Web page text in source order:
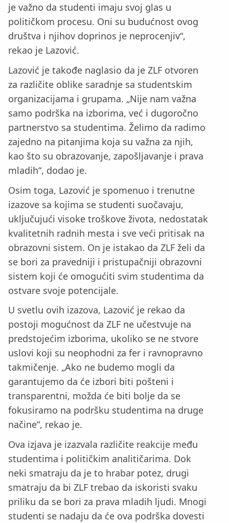
je važno da studenti imaju svoj glas u
političkom procesu. Oni su budućnost ovog
društva i njihov doprinos je neprocenjiv“,
rekao je Lazović.
Lazović je takođe naglasio da je ZLF otvoren
za različite oblike saradnje sa studentskim
organizacijama i grupama. „Nije nam važna
samo podrška na izborima, već i dugoročno
partnerstvo sa studentima. Želimo da radimo
zajedno na pitanjima koja su važna za njih,
kao što su obrazovanje, zapošljavanje i prava
mladih“, dodao je.
Osim toga, Lazović je spomenuo i trenutne
izazove sa kojima se studenti suočavaju,
uključujući visoke troškove života, nedostatak
kvalitetnih radnih mesta i sve veći pritisak na
obrazovni sistem. On je istakao da ZLF želi da
se bori za pravedniji i pristupačniji obrazovni
sistem koji će omogućiti svim studentima da
ostvare svoje potencijale.
U svetlu ovih izazova, Lazović je rekao da
postoji mogućnost da ZLF ne učestvuje na
predstojećim izborima, ukoliko se ne stvore
uslovi koji su neophodni za fer i ravnopravno
takmičenje. „Ako ne budemo mogli da
garantujemo da će izbori biti pošteni i
transparentni, možda će biti bolje da se
fokusiramo na podršku studentima na druge
načine“, rekao je.
Ova izjava je izazvala različite reakcije među
studentima i političkim analitičarima. Dok
neki smatraju da je to hrabar potez, drugi
smatraju da bi ZLF trebao da iskoristi svaku
priliku da se bori za prava mladih ljudi. Mnogi
studenti se nadaju da će ova podrška dovesti